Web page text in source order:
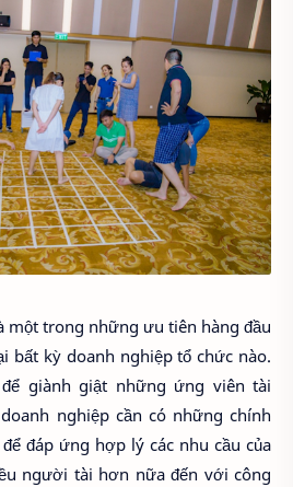
một trong những ưu tiên hàng đầu
bất kỳ doanh nghiệp tổ chức nào.
giành giật những ứng viên tài
nghiệp cần có những chính
đáp ứng hợp lý các nhu cầu của
người tài hơn nữa đến với công